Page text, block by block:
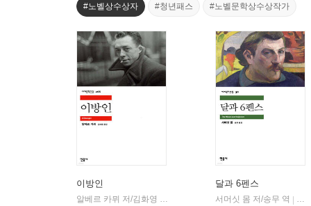
#노벨상수상자 #청년패스 #노벨문학상수상작가
이방인
알베르 카뮈 저/김화영 역
달과 6펜스
서머싯 몸 저/송무 역
민